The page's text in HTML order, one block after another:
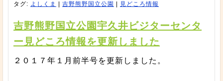
タグ: よしくま 吉野熊野国立公園 見どころ情報
吉野熊野国立公園宇久井ビジターセンタ
ー見どころ情報を更新しました
２０１７年１月前半号を更新しました。